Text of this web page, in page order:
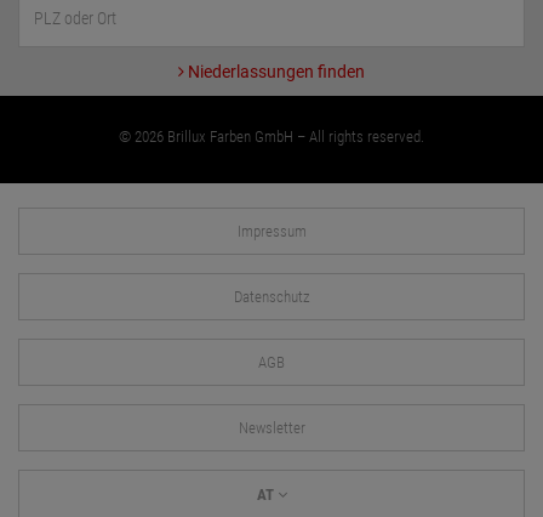
Niederlassungen finden
© 2026 Brillux Farben GmbH – All rights reserved.
Impressum
Datenschutz
AGB
Newsletter
AT